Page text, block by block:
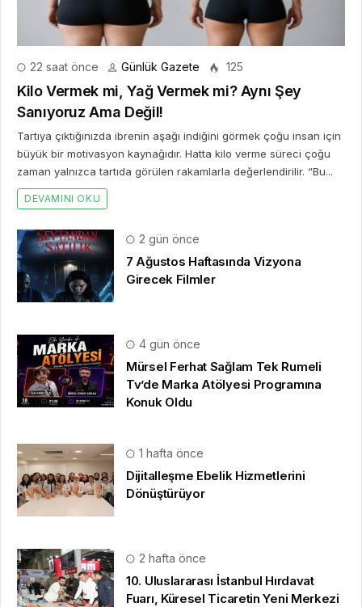
22 saat önce Günlük Gazete 125
Kilo Vermek mi, Yağ Vermek mi? Aynı Şey
Sanıyoruz Ama Değil!
Tartıya çıktığınızda ibrenin aşağı indiğini görmek çoğu insan için
büyük bir motivasyon kaynağıdır. Hatta kilo verme süreci çoğu
zaman yalnızca tartıda görülen rakamlarla değerlendirilir. “Bu...
DEVAMINI OKU
2 gün önce
7 Ağustos Haftasında Vizyona
Girecek Filmler
4 gün önce
Mürsel Ferhat Sağlam Tek Rumeli
Tv’de Marka Atölyesi Programına
Konuk Oldu
1 hafta önce
Dijitalleşme Ebelik Hizmetlerini
Dönüştürüyor
2 hafta önce
10. Uluslararası İstanbul Hırdavat
Fuarı, Küresel Ticaretin Yeni Merkezi